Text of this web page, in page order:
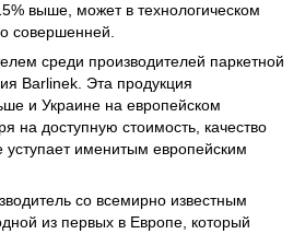
выше, может в технологическом
совершенней.
среди производителей паркетной
Barlinek. Эта продукция
и Украине на европейском
на доступную стоимость, качество
уступает именитым европейским
со всемирно известным
из первых в Европе, который